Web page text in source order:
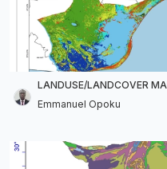
LANDUSE/LANDCOVER
Emmanuel Opoku